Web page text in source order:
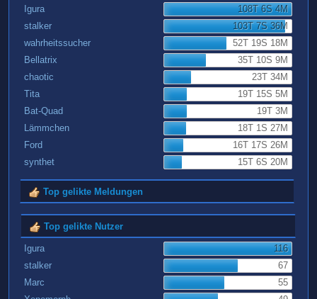
Igura
108T 6S 4M
stalker
103T 7S 36M
wahrheitssucher
52T 19S 18M
Bellatrix
35T 10S 9M
chaotic
23T 34M
Tita
19T 15S 5M
Bat-Quad
19T 3M
Lämmchen
18T 1S 27M
Ford
16T 17S 26M
synthet
15T 6S 20M
Top gelikte Meldungen
Top gelikte Nutzer
Igura
116
stalker
67
Marc
55